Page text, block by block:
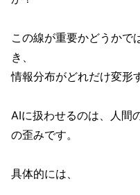
この線が重要かどうかで
き、
情報分布がどれだけ変形
AIに扱わせるのは、人間
の歪みです。
具体的には、